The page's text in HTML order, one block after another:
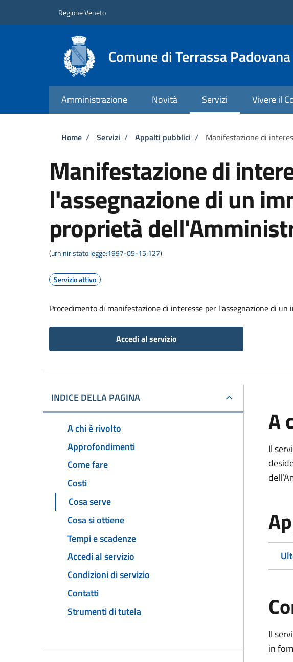
Regione Veneto
Comune di Terrassa Padovana
Amministrazione Novità Servizi Vivere il
Briciole di pane
Home / Servizi / Appalti pubblici / Manifestazione di
Manifestazione di
l'assegnazione di un
proprietà
(urn:nir:stato:legge:1997-05-15;127)
Servizio attivo
Procedimento di manifestazione di interesse per l'assegnazione di
Accedi al servizio
INDICE DELLA PAGINA
A chi è rivolto
Approfondimenti
Come fare
Costi
Cosa serve
Cosa si ottiene
Tempi e scadenze
Accedi al servizio
Condizioni di servizio
Contatti
Strumenti di tutela
A
Il
Il
in